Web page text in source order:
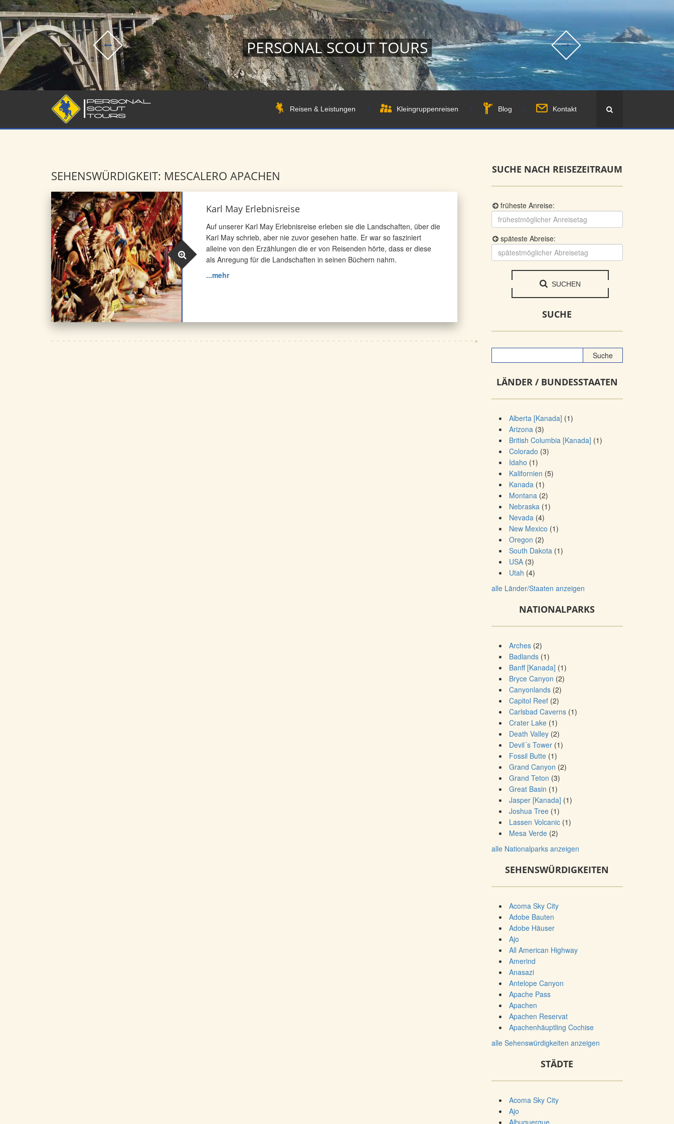
PERSONAL SCOUT TOURS
Reisen & Leistungen Kleingruppenreisen Blog Kontakt
SEHENSWÜRDIGKEIT: MESCALERO APACHEN
Karl May Erlebnisreise
Auf unserer Karl May Erlebnisreise erleben sie die Landschaften, über die
Karl May schrieb, aber nie zuvor gesehen hatte. Er war so fasziniert
alleine von den Erzählungen die er von Reisenden hörte, dass er diese
als Anregung für die Landschaften in seinen Büchern nahm.
...mehr
SUCHE NACH REISEZEITRAUM
früheste Anreise:
späteste Abreise:
SUCHEN
SUCHE
LÄNDER / BUNDESSTAATEN
Alberta [Kanada] (1)
Arizona(3)
British Columbia [Kanada] (1)
Colorado (3)
Idaho (1)
Kalifornien (5)
Kanada(1)
Montana(2)
Nebraska(1)
Nevada(4)
New Mexico (1)
Oregon (2)
South Dakota(1)
USA(3)
Utah (4)
alle Länder/Staaten anzeigen
NATIONALPARKS
Arches(2)
Badlands(1)
Banff [Kanada] (1)
Bryce Canyon (2)
Canyonlands(2)
Capitol Reef(2)
Carlsbad Caverns(1)
Crater Lake(1)
Death Valley(2)
Devil´s Tower(1)
Fossil Butte(1)
Grand Canyon (2)
Grand Teton (3)
Great Basin (1)
Jasper [Kanada] (1)
Joshua Tree(1)
Lassen Volcanic(1)
Mesa Verde(2)
alle Nationalparks anzeigen
SEHENSWÜRDIGKEITEN
Acoma Sky City
Adobe Bauten
Adobe Häuser
Ajo
All American Highway
Amerind
Anasazi
Antelope Canyon
Apache Pass
Apachen
Apachen Reservat
Apachenhäuptling Cochise
alle Sehenswürdigkeiten anzeigen
STÄDTE
Acoma Sky City
Ajo
Albuquerque